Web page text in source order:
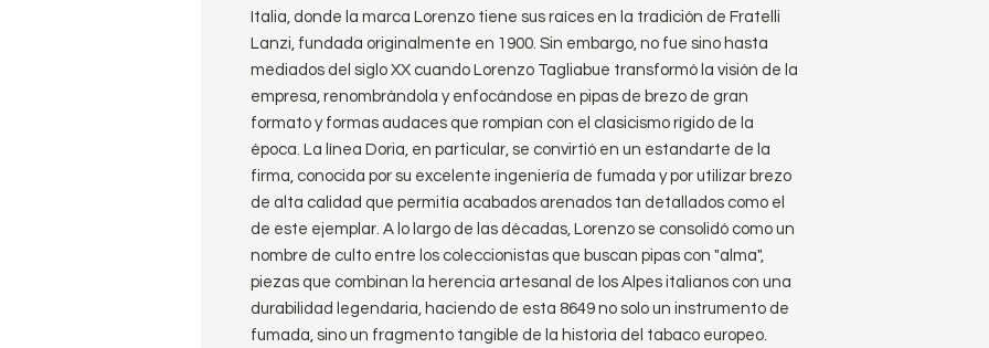
Italia, donde la marca Lorenzo tiene sus raíces en la tradición de Fratelli
Lanzi, fundada originalmente en 1900. Sin embargo, no fue sino hasta
mediados del siglo XX cuando Lorenzo Tagliabue transformó la visión de la
empresa, renombrándola y enfocándose en pipas de brezo de gran
formato y formas audaces que rompían con el clasicismo rígido de la
época. La línea Doria, en particular, se convirtió en un estandarte de la
firma, conocida por su excelente ingeniería de fumada y por utilizar brezo
de alta calidad que permitía acabados arenados tan detallados como el
de este ejemplar. A lo largo de las décadas, Lorenzo se consolidó como un
nombre de culto entre los coleccionistas que buscan pipas con "alma",
piezas que combinan la herencia artesanal de los Alpes italianos con una
durabilidad legendaria, haciendo de esta 8649 no solo un instrumento de
fumada, sino un fragmento tangible de la historia del tabaco europeo.